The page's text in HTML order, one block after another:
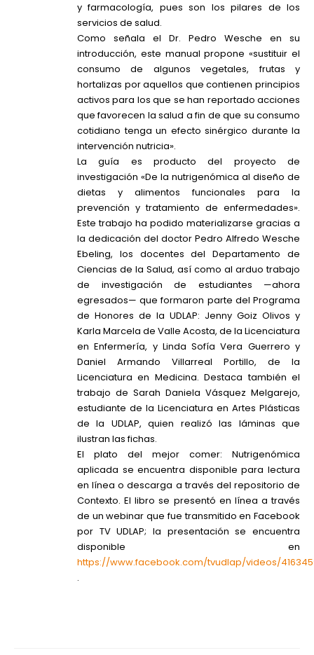
y farmacología, pues son los pilares de los
servicios de salud.
Como señala el Dr. Pedro Wesche en su
introducción, este manual propone «sustituir el
consumo de algunos vegetales, frutas y
hortalizas por aquellos que contienen principios
activos para los que se han reportado acciones
que favorecen la salud a fin de que su consumo
cotidiano tenga un efecto sinérgico durante la
intervención nutricia».
La guía es producto del proyecto de
investigación «De la nutrigenómica al diseño de
dietas y alimentos funcionales para la
prevención y tratamiento de enfermedades».
Este trabajo ha podido materializarse gracias a
la dedicación del doctor Pedro Alfredo Wesche
Ebeling, los docentes del Departamento de
Ciencias de la Salud, así como al arduo trabajo
de investigación de estudiantes —ahora
egresados— que formaron parte del Programa
de Honores de la UDLAP: Jenny Goiz Olivos y
Karla Marcela de Valle Acosta, de la Licenciatura
en Enfermería, y Linda Sofía Vera Guerrero y
Daniel Armando Villarreal Portillo, de la
Licenciatura en Medicina. Destaca también el
trabajo de Sarah Daniela Vásquez Melgarejo,
estudiante de la Licenciatura en Artes Plásticas
de la UDLAP, quien realizó las láminas que
ilustran las fichas.
El plato del mejor comer: Nutrigenómica
aplicada se encuentra disponible para lectura
en línea o descarga a través del repositorio de
Contexto. El libro se presentó en línea a través
de un webinar que fue transmitido en Facebook
por TV UDLAP; la presentación se encuentra
disponible en
https://www.facebook.com/tvudlap/videos/
.